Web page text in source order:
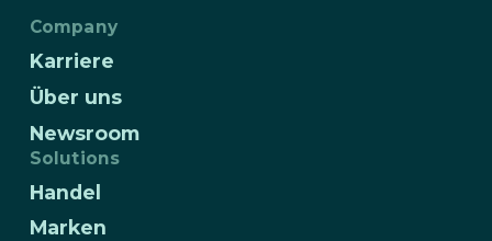
Company
Karriere
Über uns
Newsroom
Solutions
Handel
Marken